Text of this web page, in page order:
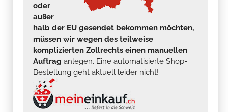
oder
außer
halb der EU gesendet bekommen möchten,
müssen wir wegen des teilweise
komplizierten Zollrechts einen manuellen
Auftrag anlegen. Eine automatisierte Shop-
Bestellung geht aktuell leider nicht!